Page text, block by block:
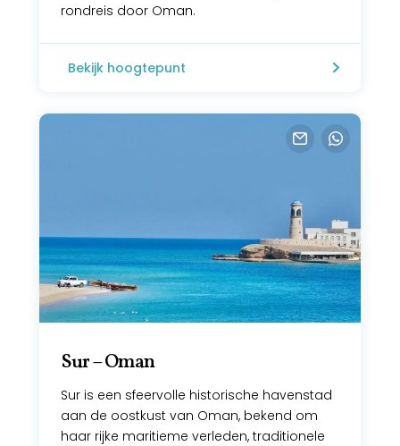
rondreis door Oman.
Bekijk hoogtepunt
Sur – Oman
Sur is een sfeervolle historische havenstad
aan de oostkust van Oman, bekend om
haar rijke maritieme verleden, traditionele